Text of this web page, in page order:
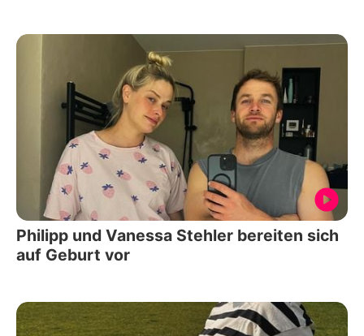
Philipp und Vanessa Stehler bereiten sich
auf Geburt vor